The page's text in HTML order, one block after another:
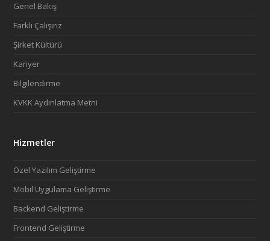
Genel Bakış
Farklı Çalışırız
Şirket Kültürü
Kariyer
Bilgilendirme
KVKK Aydınlatma Metni
Hizmetler
Özel Yazılım Geliştirme
Mobil Uygulama Geliştirme
Backend Geliştirme
Frontend Geliştirme